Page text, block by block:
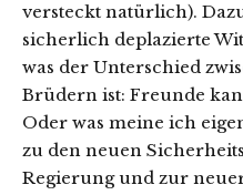
versteckt natürlich).
sicherlich deplazierte
was der Unterschied
Brüdern ist: Freunde
Oder was meine ich
zu den neuen
Regierung und zur